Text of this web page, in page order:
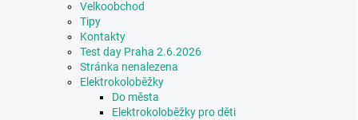
Velkoobchod
Tipy
Kontakty
Test day Praha 2.6.2026
Stránka nenalezena
Elektrokoloběžky
Do města
Elektrokoloběžky pro děti